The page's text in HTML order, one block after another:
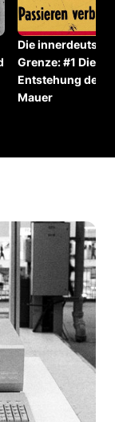
Die
Grenze: #1 Die
Entstehung der
Mauer